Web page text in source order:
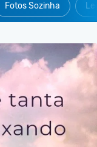
Fotos Sozinha